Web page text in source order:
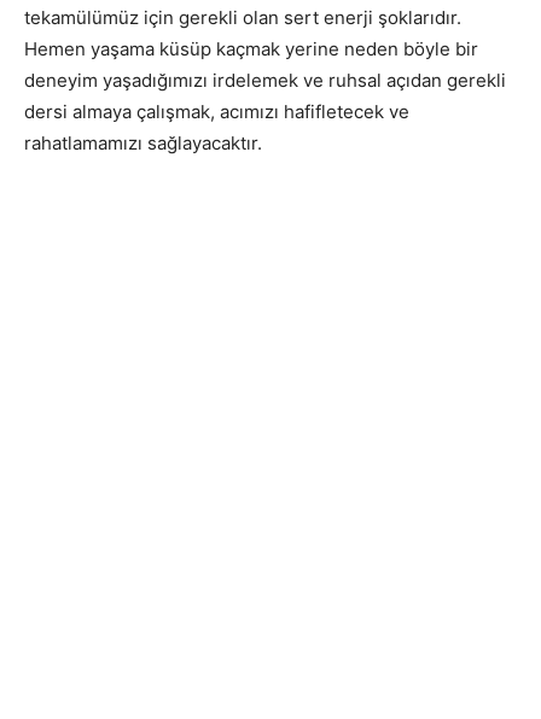
tekamülümüz için gerekli olan sert enerji şoklarıdır.
Hemen yaşama küsüp kaçmak yerine neden böyle bir
deneyim yaşadığımızı irdelemek ve ruhsal açıdan gerekli
dersi almaya çalışmak, acımızı hafifletecek ve
rahatlamamızı sağlayacaktır.